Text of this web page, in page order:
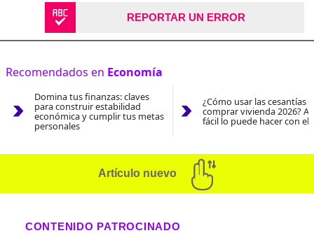
REPORTAR UN ERROR
Recomendados en Economía
Domina tus finanzas: claves
para construir estabilidad
económica y cumplir tus metas
personales
¿Cómo usar las cesantías
comprar vivienda 2026?
fácil lo puede hacer con el
Artículo nuevo
CONTENIDO PATROCINADO